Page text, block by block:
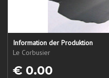
Information der Produktion
Le Corbusier
€ 0.00